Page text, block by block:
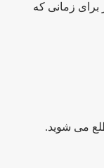
برای زمانی که
می شوید.